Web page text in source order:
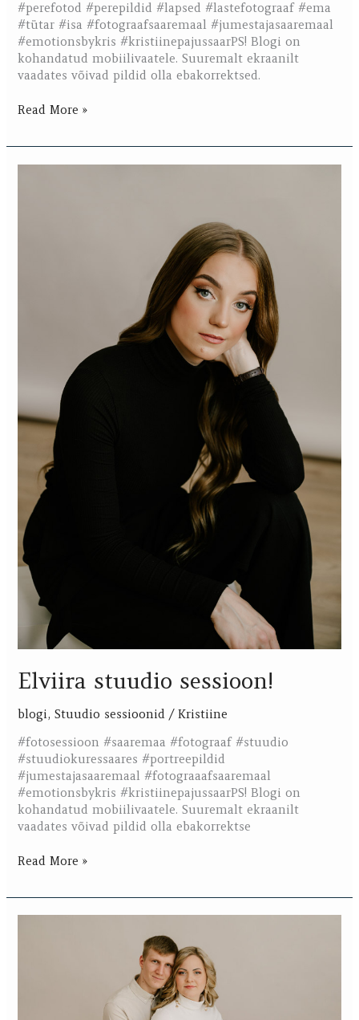
#perefotod #perepildid #lapsed #lastefotograaf #ema
#tütar #isa #fotograafsaaremaal #jumestajasaaremaal
#emotionsbykris #kristiinepajussaarPS! Blogi on
kohandatud mobiilivaatele. Suuremalt ekraanilt
vaadates võivad pildid olla ebakorrektsed.
Read More »
Elviira stuudio sessioon!
blogi,Stuudio sessioonid /Kristiine
#fotosessioon #saaremaa #fotograaf #stuudio
#stuudiokuressaares #portreepildid
#jumestajasaaremaal #fotograaafsaaremaal
#emotionsbykris #kristiinepajussaarPS! Blogi on
kohandatud mobiilivaatele. Suuremalt ekraanilt
vaadates võivad pildid olla ebakorrektse
Read More »